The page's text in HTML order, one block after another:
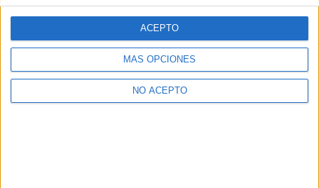
MÁS OPCIONES
NO ACEPTO
ACEPTO
Y como regalo de agradecimiento, por registrarte te daremos
gratis una copia de nuestro ebook con 100 consejos para tu
primer año de universidad